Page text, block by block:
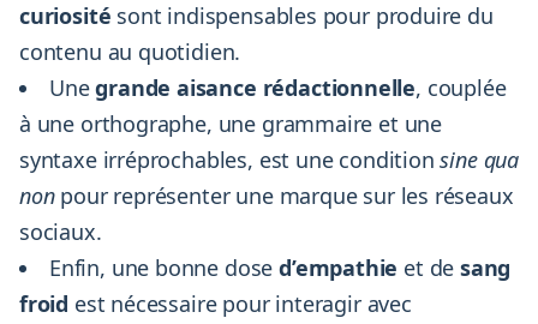
curiosité sont indispensables pour produire du
contenu au quotidien.
Unegrande aisance rédactionnelle, couplée
à une orthographe, une grammaire et une
syntaxe irréprochables, est une conditionsine qua
non pour représenter une marque sur les réseaux
sociaux.
Enfin, une bonne dosed’empathie et de sang
froid est nécessaire pour interagir avec